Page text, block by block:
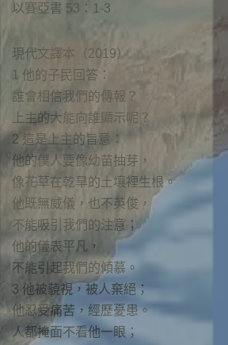
以賽亞書 53：1-3
現代文譯本（2019）
1 他的子民回答：
誰會相信我們的傳報？
上主的大能向誰顯示呢？
2 這是上主的旨意：
他的僕人要像幼苗抽芽，
像花草在乾旱的土壤裡生根。
他既無威儀，也不英俊，
不能吸引我們的注意；
他的儀表平凡，
不能引起我們的傾慕。
3 他被藐視，被人棄絕；
他忍受痛苦，經歷憂患。
人都掩面不看他一眼；